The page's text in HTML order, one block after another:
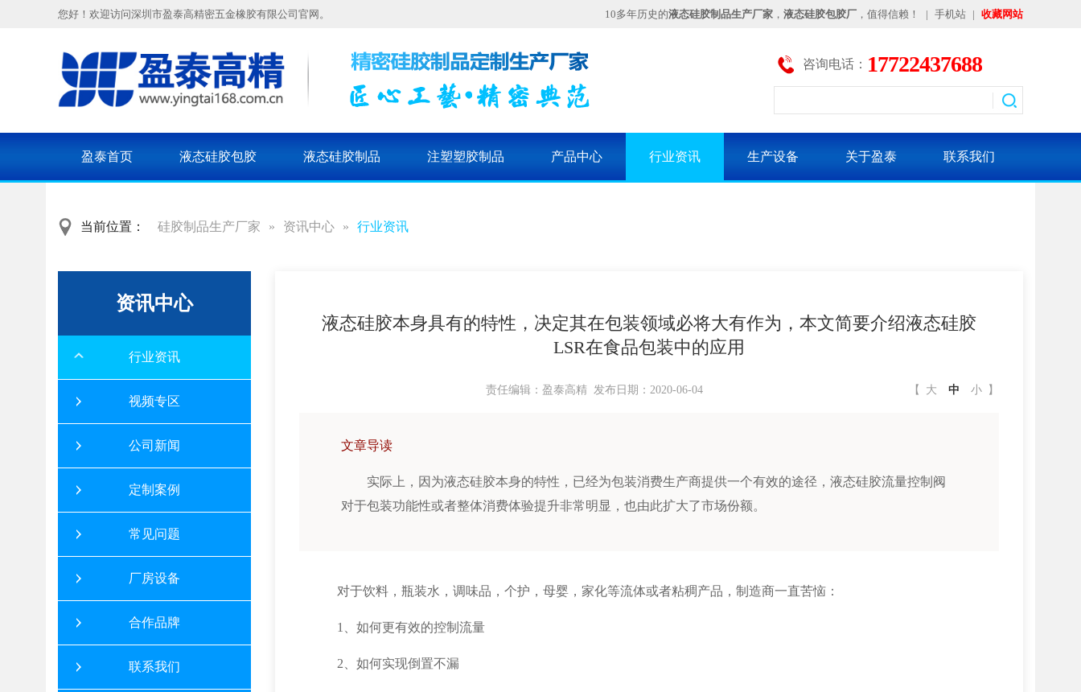
您好！欢迎访问深圳市盈泰高精密五金橡胶有限公司官网。 10多年历史的液态硅胶制品生产厂家 ， 液态硅胶包胶厂 ，值得信赖！ | 手机站 | 收藏网站
咨询电话： 17722437688
盈泰首页 液态硅胶包胶 液态硅胶制品 注塑塑胶制品 产品中心 行业资讯 生产设备 关于盈泰 联系我们
当前位置： 硅胶制品生产厂家 » 资讯中心 » 行业资讯
液态硅胶本身具有的特性，决定其在包装领域必将大有作为，本文简要介绍液态硅胶
LSR在食品包装中的应用
【 大 中 小 】
责任编辑：盈泰高精 发布日期： 2020-06-04
文章导读
实际上，因为液态硅胶本身的特性，已经为包装消费生产商提供一个有效的途径，液态硅胶流量控制阀
对于包装功能性或者整体消费体验提升非常明显，也由此扩大了市场份额。
对于饮料，瓶装水，调味品，个护，母婴，家化等流体或者粘稠产品，制造商一直苦恼：
1、如何更有效的控制流量
2、如何实现倒置不漏
资讯中心
行业资讯
视频专区
公司新闻
定制案例
常见问题
厂房设备
合作品牌
联系我们